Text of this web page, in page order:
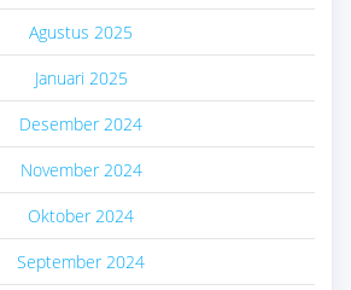
Agustus 2025
Januari 2025
Desember 2024
November 2024
Oktober 2024
September 2024